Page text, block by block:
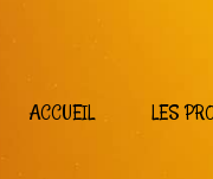
ACCUEIL LES